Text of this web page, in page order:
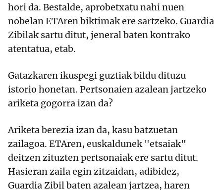
hori da. Bestalde, aprobetxatu nahi nuen
nobelan ETAren biktimak ere sartzeko. Guardia
Zibilak sartu ditut, jeneral baten kontrako
atentatua, etab.
Gatazkaren ikuspegi guztiak bildu dituzu
istorio honetan. Pertsonaien azalean jartzeko
ariketa gogorra izan da?
Ariketa berezia izan da, kasu batzuetan
zailagoa. ETAren, euskaldunek "etsaiak"
deitzen zituzten pertsonaiak ere sartu ditut.
Hasieran zaila egin zitzaidan, adibidez,
Guardia Zibil baten azalean jartzea, haren